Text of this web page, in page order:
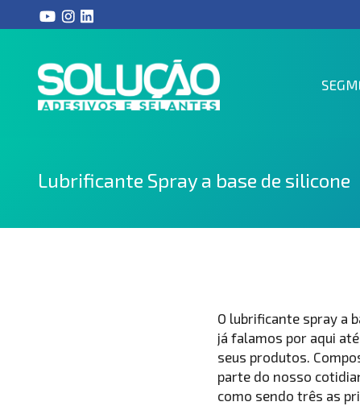
Lubrificante Spray a base de silicone
O lubrificante spray a
já falamos por aqui
seus produtos.
parte do nosso
como sendo três as